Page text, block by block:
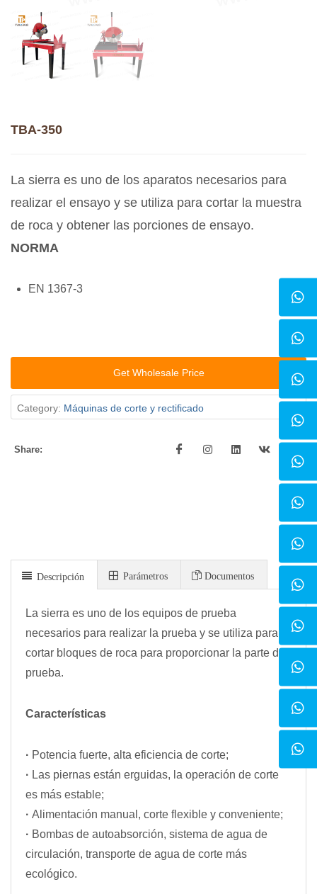
TBA-350
La sierra es uno de los aparatos necesarios para
realizar el ensayo y se utiliza para cortar la muestra
de roca y obtener las porciones de ensayo.
NORMA
EN 1367-3
Get Wholesale Price
Category: Máquinas de corte y rectificado
Share:
Descripción Parámetros Documentos
La sierra es uno de los equipos de prueba
necesarios para realizar la prueba y se utiliza para
cortar bloques de roca para proporcionar la parte de
prueba.
Características
· Potencia fuerte, alta eficiencia de corte;
· Las piernas están erguidas, la operación de corte
es más estable;
· Alimentación manual, corte flexible y conveniente;
· Bombas de autoabsorción, sistema de agua de
circulación, transporte de agua de corte más
ecológico.